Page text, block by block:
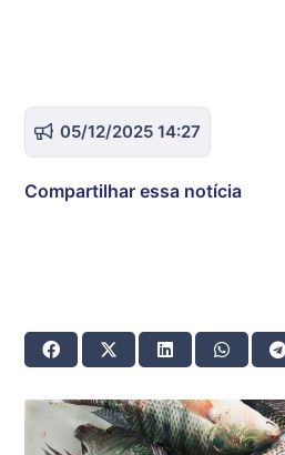
05/12/2025 14:27
Compartilhar essa notícia